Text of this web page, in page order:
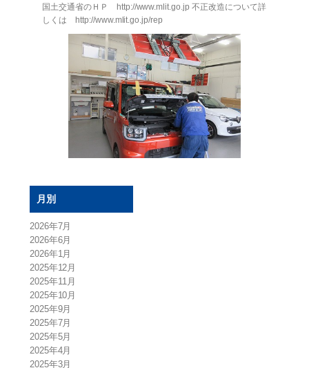
国土交通省のＨＰ http://www.mlit.go.jp 不正改造について詳
しくは http://www.mlit.go.jp/rep
月別
2026年7月
2026年6月
2026年1月
2025年12月
2025年11月
2025年10月
2025年9月
2025年7月
2025年5月
2025年4月
2025年3月